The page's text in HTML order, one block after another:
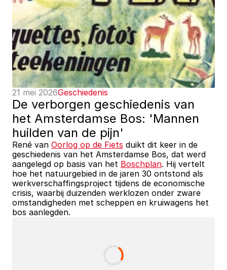
21 mei 2026Geschiedenis
De verborgen geschiedenis van
het Amsterdamse Bos: 'Mannen
huilden van de pijn'
René van Oorlog op de Fiets duikt dit keer in de
geschiedenis van het Amsterdamse Bos, dat werd
aangelegd op basis van het Boschplan. Hij vertelt
hoe het natuurgebied in de jaren 30 ontstond als
werkverschaffingsproject tijdens de economische
crisis, waarbij duizenden werklozen onder zware
omstandigheden met scheppen en kruiwagens het
bos aanlegden.